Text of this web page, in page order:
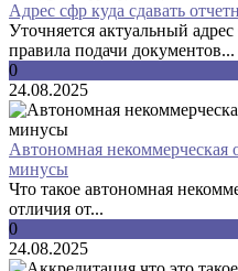
Адрес сфр куда сдавать
Уточняется актуальный
правила подачи документов...
0
24.08.2025
Автономная некоммерческая
минусы
Что такое автономная
отличия от...
0
24.08.2025